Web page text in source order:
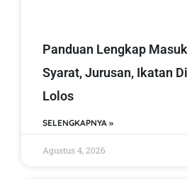
Panduan Lengkap
Syarat, Jurusan, Ikatan
Lolos
SELENGKAPNYA »
Agustus 4, 2026